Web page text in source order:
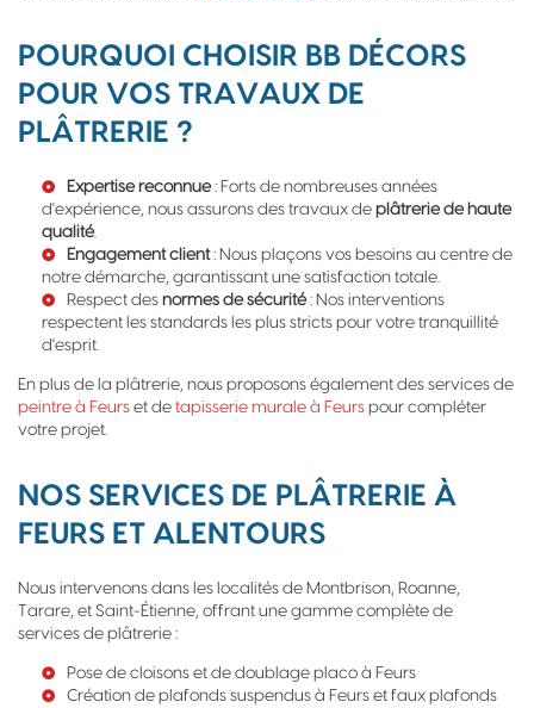
POURQUOI CHOISIR BB DÉCORS
POUR VOS TRAVAUX DE
PLÂTRERIE ?
Expertise reconnue: Forts de nombreuses années
d'expérience, nous assurons des travaux de plâtrerie de haute
qualité.
Engagement client: Nous plaçons vos besoins au centre de
notre démarche, garantissant une satisfaction totale.
Respect des normes de sécurité: Nos interventions
respectent les standards les plus stricts pour votre tranquillité
d'esprit.
En plus de la plâtrerie, nous proposons également des services de
peintre à Feurs et de tapisserie murale à Feurs pour compléter
votre projet.
NOS SERVICES DE PLÂTRERIE À
FEURS ET ALENTOURS
Nous intervenons dans les localités de Montbrison, Roanne,
Tarare, et Saint-Étienne, offrant une gamme complète de
services de plâtrerie :
Pose de cloisons et de doublage placo à Feurs
Création de plafonds suspendus à Feurs et faux plafonds